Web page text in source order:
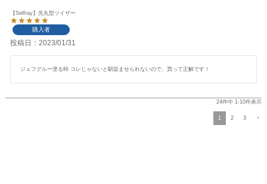
【Selfray】先丸型ツイザー
購入者
投稿日 2023/01/31
ジェフグルー塗る時 コレじゃないと馴染ませられないので、買って正解です！
24件中 1-10件表示
1 2 3